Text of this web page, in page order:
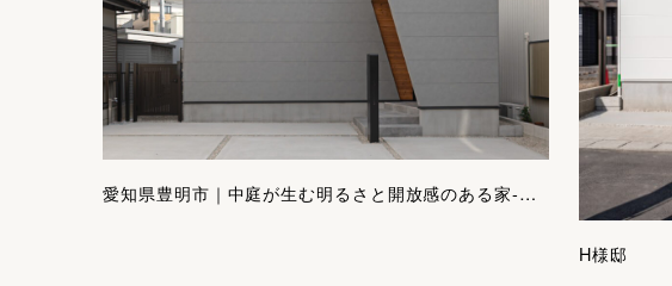
愛知県豊明市｜中庭が生む明るさと開放感のある家-北道路でも心地よいほぼ平屋の住まい｜S様邸施工事例
H様邸